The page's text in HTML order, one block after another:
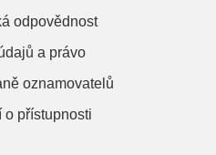
odpovědnost
a právo
oznamovatelů
o přístupnosti